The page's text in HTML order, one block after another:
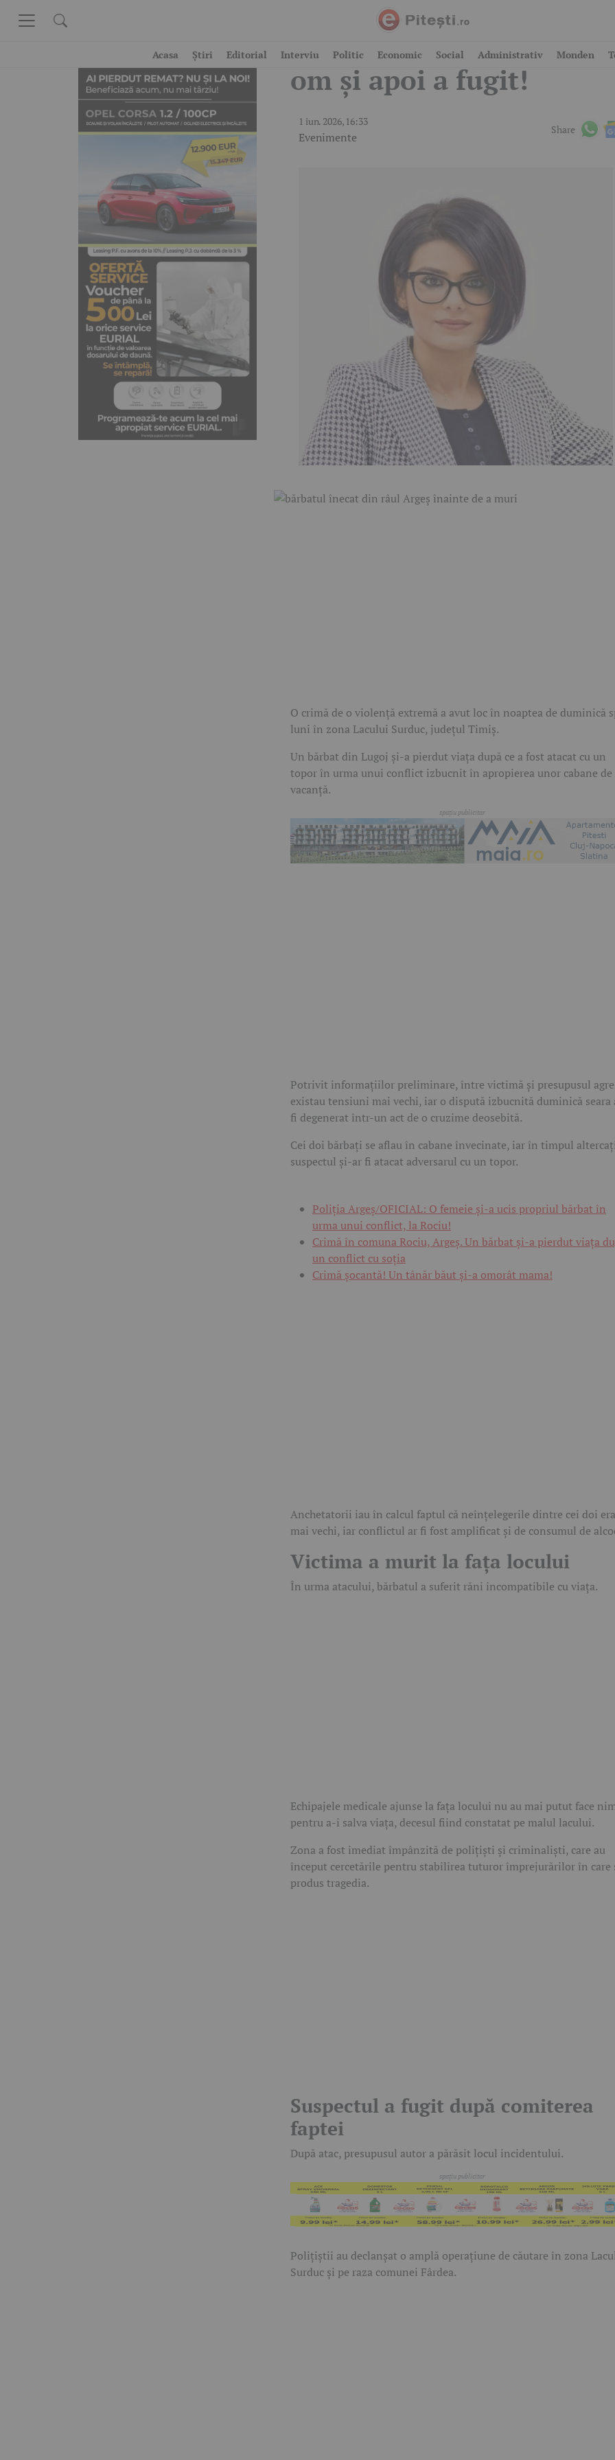
Acasa Știri Editorial Interviu Politic Economic Social Administrativ Monden
Crimă șocantă! A ucis
om și apoi a fugit!
1 iun. 2026, 16:33
Evenimente
Share
O crimă de o violență extremă a avut loc în noaptea de duminică
luni în zona Lacului Surduc, județul Timiș.
Un bărbat din Lugoj și-a pierdut viața după ce a fost atacat cu un
topor în urma unui conflict izbucnit în apropierea unor cabane de
vacanță.
Potrivit informațiilor preliminare, între victimă și presupusul
existau tensiuni mai vechi, iar o dispută izbucnită duminică seara
fi degenerat într-un act de o cruzime deosebită.
Cei doi bărbați se aflau în cabane învecinate, iar în timpul
suspectul și-ar fi atacat adversarul cu un topor.
Poliția Argeș/OFICIAL: O femeie și-a ucis propriul bărbat în
urma unui conflict, la Rociu!
Crimă în comuna Rociu, Argeș. Un bărbat și-a pierdut viața
un conflict cu soția
Crimă șocantă! Un tânăr băut și-a omorât mama!
Anchetatorii iau în calcul faptul că neînțelegerile dintre cei doi
mai vechi, iar conflictul ar fi fost amplificat și de consumul de
Victima a murit la fața locului
În urma atacului, bărbatul a suferit răni incompatibile cu viața.
Echipajele medicale ajunse la fața locului nu au mai putut face
pentru a-i salva viața, decesul fiind constatat pe malul lacului.
Zona a fost imediat împânzită de polițiști și criminaliști, care au
început cercetările pentru stabilirea tuturor împrejurărilor în care
produs tragedia.
Suspectul a fugit după comiterea
faptei
După atac, presupusul autor a părăsit locul incidentului.
Polițiștii au declanșat o amplă operațiune de căutare în zona
Surduc și pe raza comunei Fârdea.